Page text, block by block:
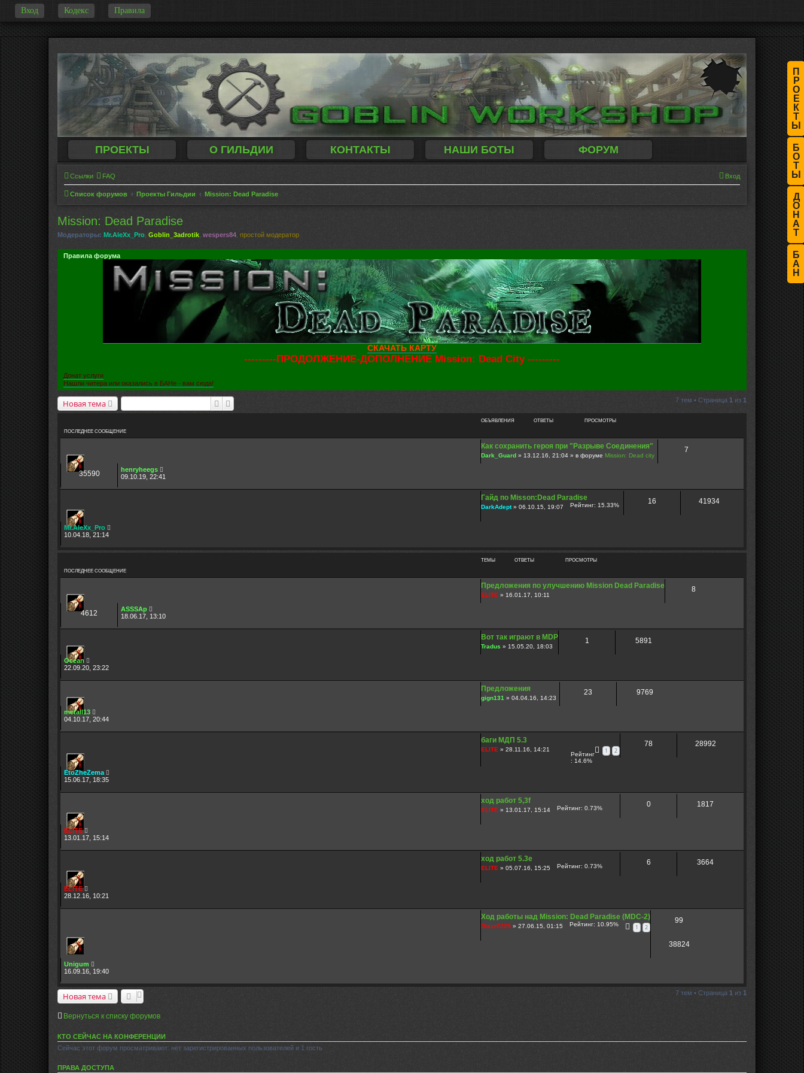
Вход Кодекс Правила
П
Р
О
Е
К
Т
Ы
Б
О
Т
Ы
Д
О
Н
А
Т
Б
А
Н
ПРОЕКТЫ О ГИЛЬДИИ КОНТАКТЫ НАШИ БОТЫ ФОРУМ
Ссылки FAQ Вход
Список форумов Проекты Гильдии Mission: Dead Paradise
Mission: Dead Paradise
Модераторы: Mr.AleXx_Pro Goblin_3adrotik wespers84 простой модератор
Правила форума
СКАЧАТЬ КАРТУ
---------ПРОДОЛЖЕНИЕ-ДОПОЛНЕНИЕ Mission: Dead City ---------
Донат услуги
Нашли читера или оказались в БАНе - вам сюда!
Новая тема Поиск 7 тем • Страница 1 из 1
ОБЪЯВЛЕНИЯ ОТВЕТЫ
ПРОСМОТРЫ
ПОСЛЕДНЕЕ СООБЩЕНИЕ
Как сохранить героя при "Разрыве Соединения"
Dark_Guard » 13.12.16, 21:04 » в форуме Mission: Dead city
7
35590
henryheegs
09.10.19, 22:41
Гайд по Misson:Dead Paradise
DarkAdept» 06.10.15, 19:07 Рейтинг: 15.33% 16 41934
Mr.AleXx_Pro
10.04.18, 21:14
ТЕМЫ ОТВЕТЫ
ПРОСМОТРЫ
ПОСЛЕДНЕЕ СООБЩЕНИЕ
Предложения по улучшению Mission Dead Paradise
ELITE » 16.01.17, 10:11
8
4612
ASSSAp
18.06.17, 13:10
Вот так играют в MDP
Tradus » 15.05.20, 18:03
1 5891
Ocean
22.09.20, 23:22
Предложения
gign131 » 04.04.16, 14:23
23 9769
metall13
04.10.17, 20:44
баги МДП 5.3
ELITE » 28.11.16, 14:21 1 2
Рейтинг
: 14.6%
78 28992
EtoZheZema
15.06.17, 18:35
ход работ 5,3f
ELITE » 13.01.17, 15:14 Рейтинг: 0.73% 0 1817
ELITE
13.01.17, 15:14
ход работ 5.3е
ELITE » 05.07.16, 15:25 Рейтинг: 0.73% 6 3664
ELITE
28.12.16, 10:21
Ход работы над Mission: Dead Paradise (MDC-2)
Diazz0229 » 27.06.15, 01:15 1 2
Рейтинг: 10.95% 99
38824
Unigum
16.09.16, 19:40
Новая тема 7 тем • Страница 1 из 1
Вернуться к списку форумов
КТО СЕЙЧАС НА КОНФЕРЕНЦИИ
Сейчас этот форум просматривают: нет зарегистрированных пользователей и 1 гость
ПРАВА ДОСТУПА